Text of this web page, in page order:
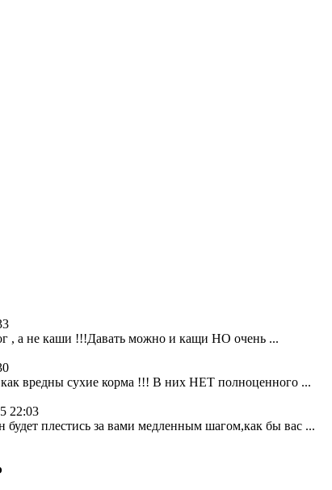
, а не каши !!!Давать можно и кащи НО очень ...
вредны сухие корма !!! В них НЕТ полноценного ...
22:03
плестись за вами медленным шагом,как бы вас ...